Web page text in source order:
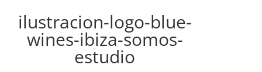
ilustracion-logo-blue-
wines-ibiza-somos-
estudio